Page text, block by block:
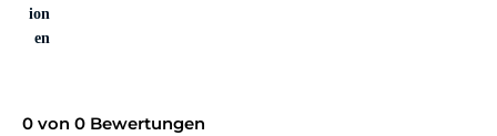
ion
en
0 von 0 Bewertungen